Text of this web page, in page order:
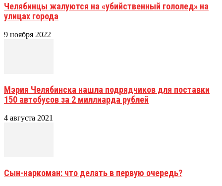
Челябинцы жалуются на «убийственный гололед» на
улицах города
9 ноября 2022
Мэрия Челябинска нашла подрядчиков для поставки
150 автобусов за 2 миллиарда рублей
4 августа 2021
Сын-наркоман: что делать в первую очередь?